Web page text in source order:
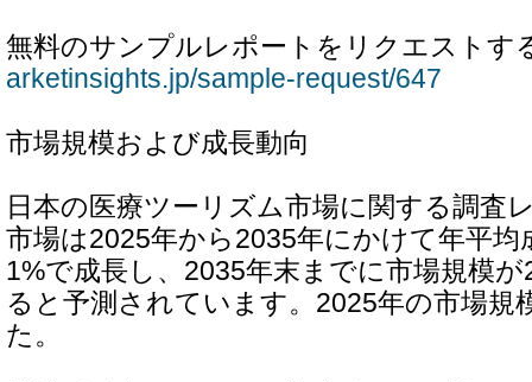
無料のサンプルレポートをリクエストす
arketinsights.jp/sample-request/647
市場規模および成長動向
日本の医療ツーリズム市場に関する調査
市場は2025年から2035年にかけて年平均
1%で成長し、2035年末までに市場規模
ると予測されています。2025年の市場規
た。